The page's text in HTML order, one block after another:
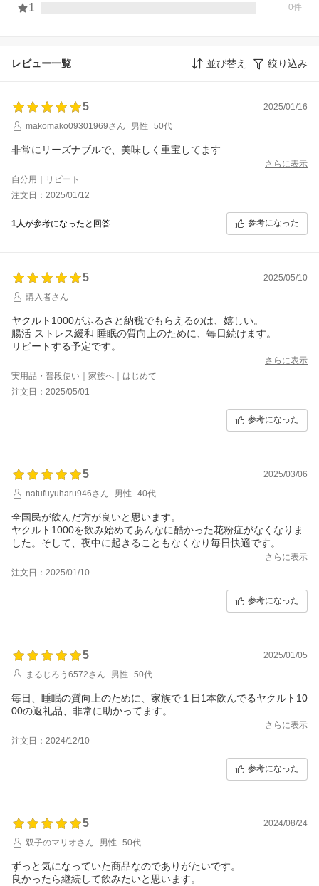
1 0件
レビュー一覧 並び替え 絞り込み
5
2025/01/16
makomako09301969さん
男性 50代
非常にリーズナブルで、美味しく重宝してます
さらに表示
自分用｜リピート
注文日：2025/01/12
1人が参考になったと回答 参考になった
5
2025/05/10
購入者さん
ヤクルト1000がふるさと納税でもらえるのは、嬉しい。
腸活 ストレス緩和 睡眠の質向上のために、毎日続けます。
リピートする予定です。
さらに表示
実用品・普段使い｜家族へ｜はじめて
注文日：2025/05/01
参考になった
5
2025/03/06
natufuyuharu946さん
男性 40代
全国民が飲んだ方が良いと思います。
ヤクルト1000を飲み始めてあんなに酷かった花粉症がなくなりま
した。そして、夜中に起きることもなくなり毎日快適です。
さらに表示
注文日：2025/01/10
参考になった
5
2025/01/05
まるじろう6572さん
男性 50代
毎日、睡眠の質向上のために、家族で１日1本飲んでるヤクルト10
00の返礼品、非常に助かってます。
さらに表示
注文日：2024/12/10
参考になった
5
2024/08/24
双子のマリオさん
男性 50代
ずっと気になっていた商品なのでありがたいです。
良かったら継続して飲みたいと思います。